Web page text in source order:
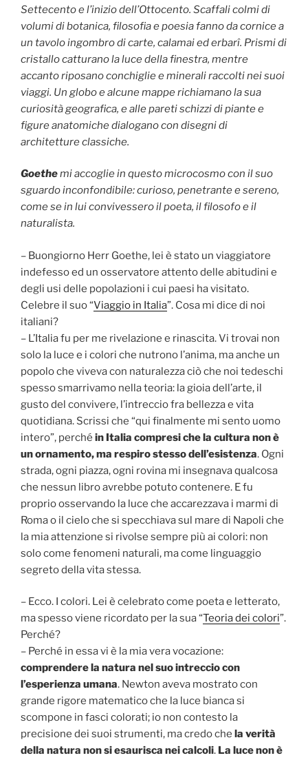
Settecento e l’inizio dell’Ottocento. Scaffali colmi di
volumi di botanica, filosofia e poesia fanno da cornice a
un tavolo ingombro di carte, calamai ed erbarî. Prismi di
cristallo catturano la luce della finestra, mentre
accanto riposano conchiglie e minerali raccolti nei suoi
viaggi. Un globo e alcune mappe richiamano la sua
curiosità geografica, e alle pareti schizzi di piante e
figure anatomiche dialogano con disegni di
architetture classiche.
Goethemi accoglie in questo microcosmo con il suo
sguardo inconfondibile: curioso, penetrante e sereno,
come se in lui convivessero il poeta, il filosofo e il
naturalista.
– Buongiorno Herr Goethe, lei è stato un viaggiatore
indefesso ed un osservatore attento delle abitudini e
degli usi delle popolazioni i cui paesi ha visitato.
Celebre il suo “Viaggio in Italia”. Cosa mi dice di noi
italiani?
– L’Italia fu per me rivelazione e rinascita. Vi trovai non
solo la luce e i colori che nutrono l’anima, ma anche un
popolo che viveva con naturalezza ciò che noi tedeschi
spesso smarrivamo nella teoria: la gioia dell’arte, il
gusto del convivere, l’intreccio fra bellezza e vita
quotidiana. Scrissi che “qui finalmente mi sento uomo
intero”, perché in Italia compresi che la cultura non è
un ornamento, ma respiro stesso dell’esistenza. Ogni
strada, ogni piazza, ogni rovina mi insegnava qualcosa
che nessun libro avrebbe potuto contenere. E fu
proprio osservando la luce che accarezzava i marmi di
Roma o il cielo che si specchiava sul mare di Napoli che
la mia attenzione si rivolse sempre più ai colori: non
solo come fenomeni naturali, ma come linguaggio
segreto della vita stessa.
– Ecco. I colori. Lei è celebrato come poeta e letterato,
ma spesso viene ricordato per la sua “Teoria dei colori”.
Perché?
– Perché in essa vi è la mia vera vocazione:
comprendere la natura nel suo intreccio con
l’esperienza umana. Newton aveva mostrato con
grande rigore matematico che la luce bianca si
scompone in fasci colorati; io non contesto la
precisione dei suoi strumenti, ma credo che la verità
della natura non si esaurisca nei calcoli. La luce non è